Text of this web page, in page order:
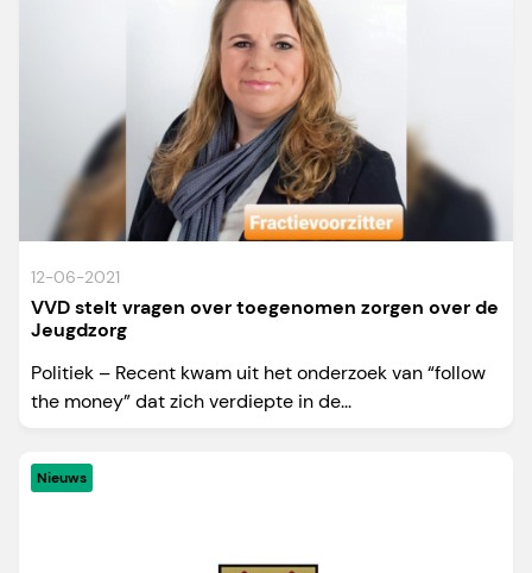
12-06-2021
VVD stelt vragen over toegenomen zorgen over de
Jeugdzorg
Politiek – Recent kwam uit het onderzoek van “follow
the money” dat zich verdiepte in de...
Nieuws